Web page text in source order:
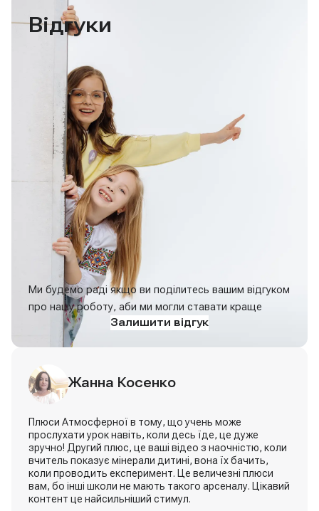
Відгуки
Ми будемо раді якщо ви поділитесь вашим відгуком
про нашу роботу, аби ми могли ставати краще
Залишити відгук
Хорошая Юлія
Жанна Косенко
Плюси Атмосферної в тому, що учень може
прослухати урок навіть, коли десь їде, це дуже
зручно! Другий плюс, це ваші відео з наочністю, коли
вчитель показує мінерали дитині, вона їх бачить,
коли проводить експеримент. Це величезні плюси
вам, бо інші школи не мають такого арсеналу. Цікавий
контент це найсильніший стимул.